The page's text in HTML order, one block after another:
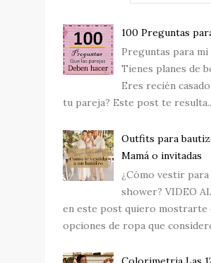
100 Preguntas
Preguntas para
Tienes planes de
Eres recién
tu pareja? Este post te
Outfits para
Mamá o invitadas
¿Cómo vestir
shower? VIDEO
en este post quiero mostrarte
opciones de ropa que